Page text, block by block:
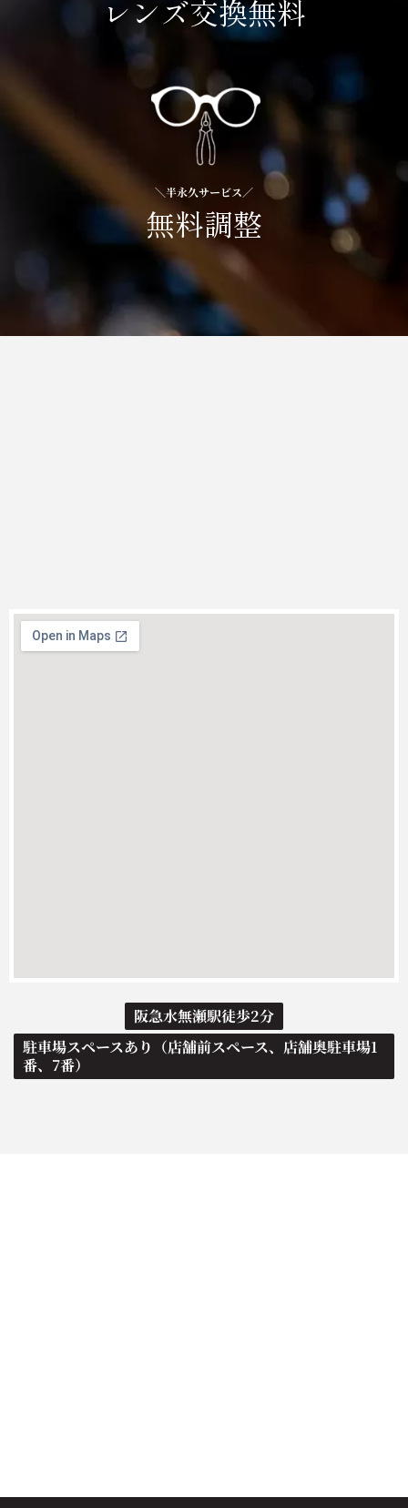
レンズ交換無料
＼半永久サービス／
無料調整
阪急水無瀬駅徒歩2分
駐車場スペースあり（店舗前スペース、店舗奥駐車場1
番、7番）